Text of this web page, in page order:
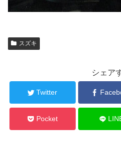
スズキ
シェア
Twitter
Pocket